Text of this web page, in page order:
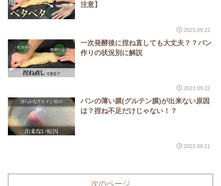
注意】
2023.09.22
一次発酵後に捏ね直しても大丈夫？？パン
作りの状況別に解説
2023.09.22
パンの薄い膜(グルテン膜)が出来ない原因
は？捏ね不足だけじゃない！？
2023.09.21
次のページ